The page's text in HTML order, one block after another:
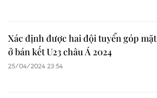
Xác định được hai đội tuyển góp mặt
ở bán kết U23 châu Á 2024
25/04/2024 23:54